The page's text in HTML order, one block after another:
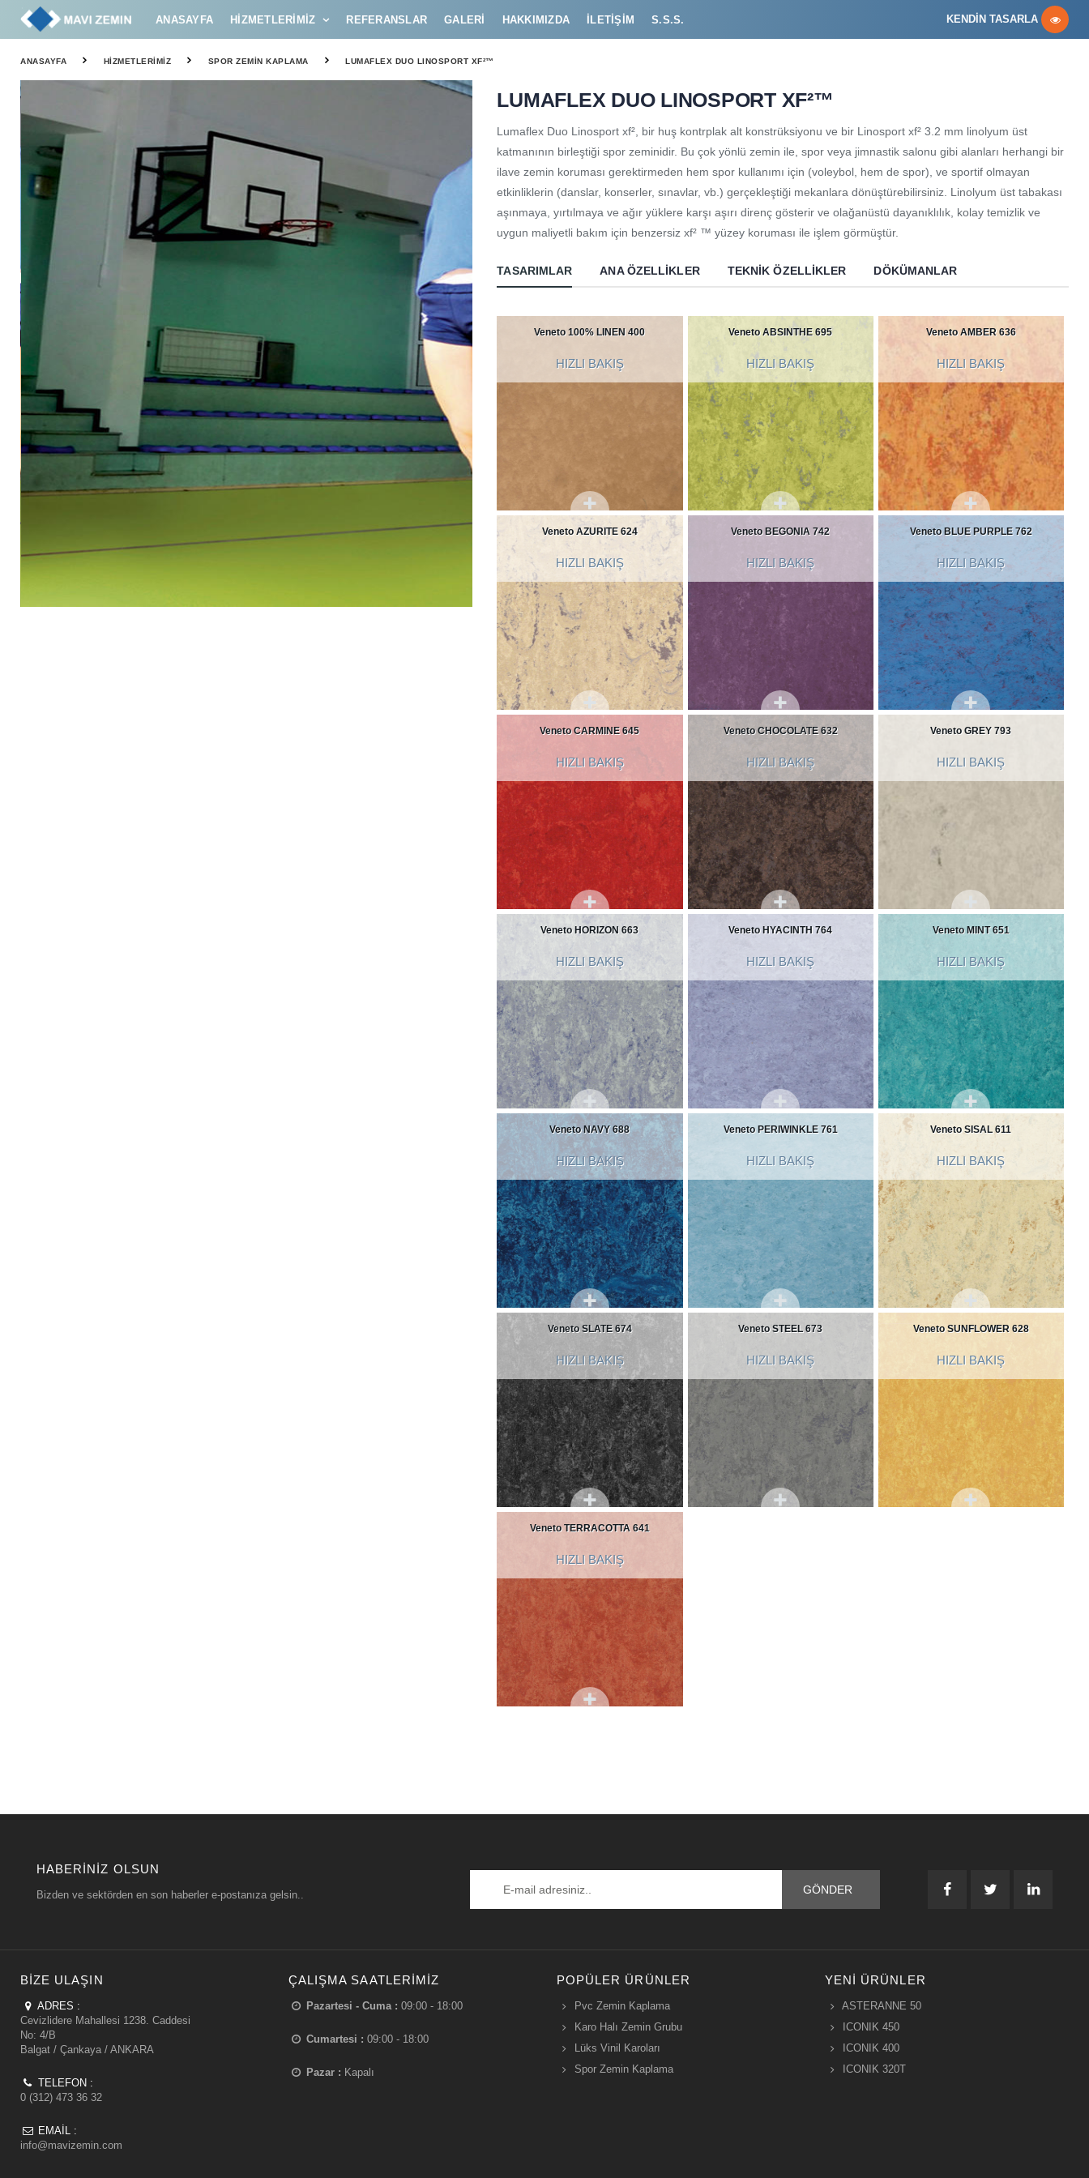
ANASAYFA HIZMETLERIMIZ REFERANSLAR GALERI HAKKIMIZDA İLETIŞIM S.S.S. KENDİN TASARLA
ANASAYFA HIZMETLERIMIZ SPOR ZEMIN KAPLAMA LUMAFLEX DUO LINOSPORT XF²™
LUMAFLEX DUO LINOSPORT XF²™
Lumaflex Duo Linosport xf², bir huş kontrplak alt konstrüksiyonu ve bir Linosport xf² 3.2 mm linolyum üst
katmanının birleştiği spor zeminidir. Bu çok yönlü zemin ile, spor veya jimnastik salonu gibi alanları herhangi bir
ilave zemin koruması gerektirmeden hem spor kullanımı için (voleybol, hem de spor), ve sportif olmayan
etkinliklerin (danslar, konserler, sınavlar, vb.) gerçekleştiği mekanlara dönüştürebilirsiniz. Linolyum üst tabakası
aşınmaya, yırtılmaya ve ağır yüklere karşı aşırı direnç gösterir ve olağanüstü dayanıklılık, kolay temizlik ve
uygun maliyetli bakım için benzersiz xf² ™ yüzey koruması ile işlem görmüştür.
TASARIMLAR ANA ÖZELLIKLER TEKNIK ÖZELLIKLER DÖKÜMANLAR
Veneto 100% LINEN 400
HIZLI BAKIŞ
Veneto ABSINTHE 695
HIZLI BAKIŞ
Veneto AMBER 636
HIZLI BAKIŞ
Veneto AZURITE 624
HIZLI BAKIŞ
Veneto BEGONIA 742
HIZLI BAKIŞ
Veneto BLUE PURPLE 762
HIZLI BAKIŞ
Veneto CARMINE 645
HIZLI BAKIŞ
Veneto CHOCOLATE 632
HIZLI BAKIŞ
Veneto GREY 793
HIZLI BAKIŞ
Veneto HORIZON 663
HIZLI BAKIŞ
Veneto HYACINTH 764
HIZLI BAKIŞ
Veneto MINT 651
HIZLI BAKIŞ
Veneto NAVY 688
HIZLI BAKIŞ
Veneto PERIWINKLE 761
HIZLI BAKIŞ
Veneto SISAL 611
HIZLI BAKIŞ
Veneto SLATE 674
HIZLI BAKIŞ
Veneto STEEL 673
HIZLI BAKIŞ
Veneto SUNFLOWER 628
HIZLI BAKIŞ
Veneto TERRACOTTA 641
HIZLI BAKIŞ
HABERINIZ OLSUN
Bizden ve sektörden en son haberler e-postanıza gelsin..
BIZE ULAŞIN
ADRES :
Cevizlidere Mahallesi 1238. Caddesi
No: 4/B
Balgat / Çankaya / ANKARA
TELEFON :
0 (312) 473 36 32
EMAIL :
info@mavizemin.com
ÇALIŞMA SAATLERIMIZ
Pazartesi - Cuma : 09:00 - 18:00
Cumartesi : 09:00 - 18:00
Pazar : Kapalı
POPÜLER ÜRÜNLER
Pvc Zemin Kaplama
Karo Halı Zemin Grubu
Lüks Vinil Karoları
Spor Zemin Kaplama
YENI ÜRÜNLER
ASTERANNE 50
ICONIK 450
ICONIK 400
ICONIK 320T